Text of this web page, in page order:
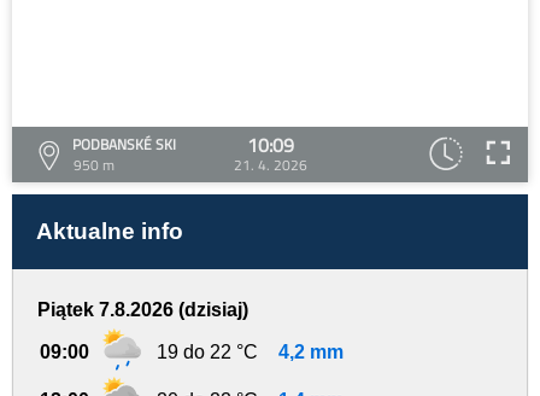
PODBANSKÉ SKI
950 m
10:09
21. 4. 2026
Aktualne info
Piątek 7.8.2026 (dzisiaj)
09:00 19 do 22 °C 4,2 mm